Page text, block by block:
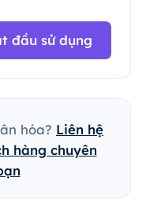
đầu sử dụng
hóa? Liên hệ
hàng chuyên